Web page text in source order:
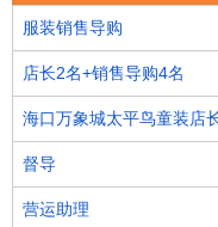
服装销售导购
店长2名+销售导购4名
海口万象城太平鸟童装店
督导
营运助理